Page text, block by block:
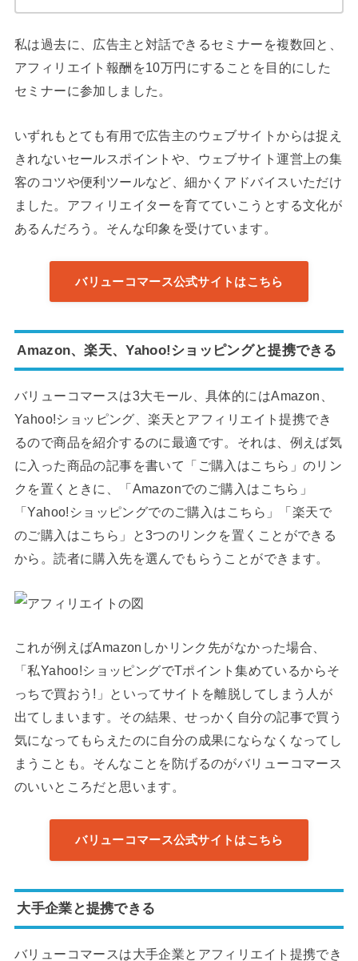
私は過去に、広告主と対話できるセミナーを複数回と、
アフィリエイト報酬を10万円にすることを目的にした
セミナーに参加しました。
いずれもとても有用で広告主のウェブサイトからは捉え
きれないセールスポイントや、ウェブサイト運営上の集
客のコツや便利ツールなど、細かくアドバイスいただけ
ました。アフィリエイターを育てていこうとする文化が
あるんだろう。そんな印象を受けています。
バリューコマース公式サイトはこちら
Amazon、楽天、Yahoo!ショッピングと提携できる
バリューコマースは3大モール、具体的にはAmazon、
Yahoo!ショッピング、楽天とアフィリエイト提携でき
るので商品を紹介するのに最適です。それは、例えば気
に入った商品の記事を書いて「ご購入はこちら」のリン
クを置くときに、「Amazonでのご購入はこちら」
「Yahoo!ショッピングでのご購入はこちら」「楽天で
のご購入はこちら」と3つのリンクを置くことができる
から。読者に購入先を選んでもらうことができます。
これが例えばAmazonしかリンク先がなかった場合、
「私Yahoo!ショッピングでTポイント集めているからそ
っちで買おう!」といってサイトを離脱してしまう人が
出てしまいます。その結果、せっかく自分の記事で買う
気になってもらえたのに自分の成果にならなくなってし
まうことも。そんなことを防げるのがバリューコマース
のいいところだと思います。
バリューコマース公式サイトはこちら
大手企業と提携できる
バリューコマースは大手企業とアフィリエイト提携でき